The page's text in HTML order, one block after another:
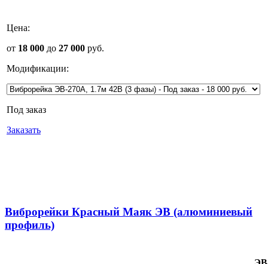
Цена:
от 18 000 до 27 000 руб.
Модификации:
Под заказ
Заказать
Виброрейки Красный Маяк ЭВ (алюминиевый
профиль)